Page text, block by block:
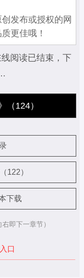
发布或授权的网
更佳哦！
线阅读已结束，下
（124）
122）
下载
即下一章节）
口